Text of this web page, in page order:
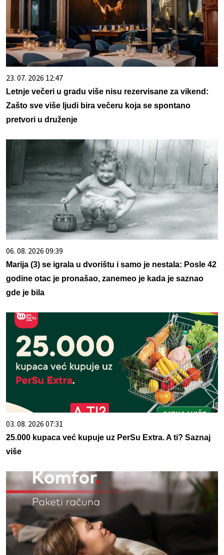
23. 07. 2026 12:47
Letnje večeri u gradu više nisu rezervisane za vikend:
Zašto sve više ljudi bira večeru koja se spontano
pretvori u druženje
06. 08. 2026 09:39
Marija (3) se igrala u dvorištu i samo je nestala: Posle 42
godine otac je pronašao, zanemeo je kada je saznao
gde je bila
03. 08. 2026 07:31
25.000 kupaca već kupuje uz PerSu Extra. A ti? Saznaj
više